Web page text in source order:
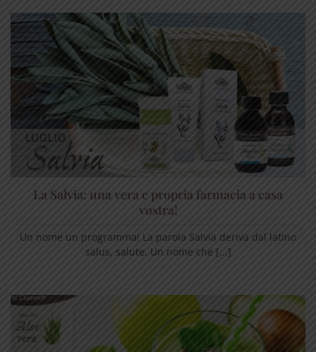
La Salvia: una vera e propria farmacia a casa
vostra!
Un nome un programma! La parola Salvia deriva dal latino
salus, salute. Un nome che [...]